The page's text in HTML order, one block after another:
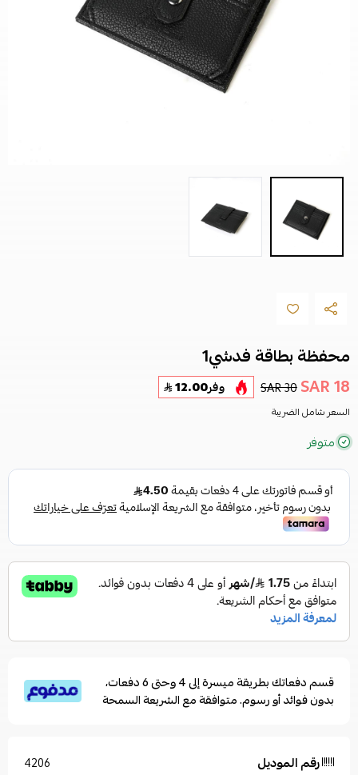
محفظة بطاقة فدشي1
18 SAR
30 SAR وفر12.00
السعر شامل الضريبة
متوفر
قسم دفعاتك بطريقة ميسرة إلى 4 وحتى 6 دفعات،
بدون فوائد أو رسوم. متوافقة مع الشريعة السمحة
رقم الموديل 4206